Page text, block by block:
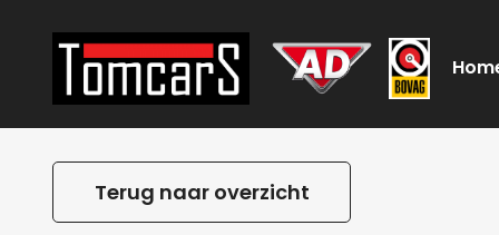
Terug naar overzicht